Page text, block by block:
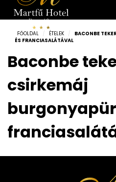
FŐOLDAL / ÉTELEK /
BACONBE
ÉS FRANCIASALÁTÁVAL
Baconbe
csirkemáj